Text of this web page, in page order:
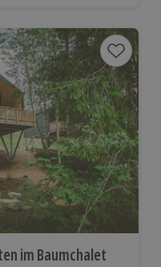
im Baumchalet